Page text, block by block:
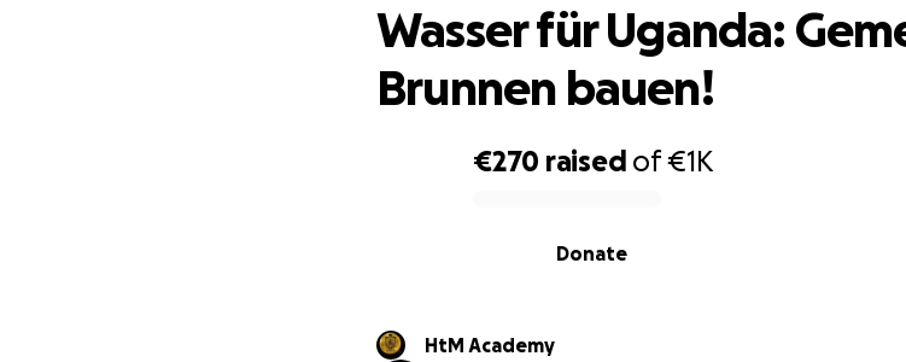
€270 raised of€1K
Donate
Wasser für Uganda:
Brunnen bauen!
HtM Academy